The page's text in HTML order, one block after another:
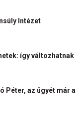
Intézet
így változhatnak
Péter, az ügyét már a